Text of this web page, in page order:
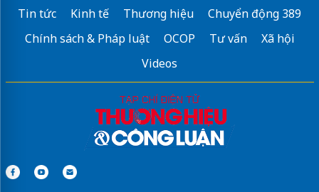
lgclinic
Phòng khámtrị námuy tín
Tin tức Kinh tế Thương hiệu
Chuyển động 389
Chính sách & Pháp luật
OCOP Tư vấn
Xã hội
Videos